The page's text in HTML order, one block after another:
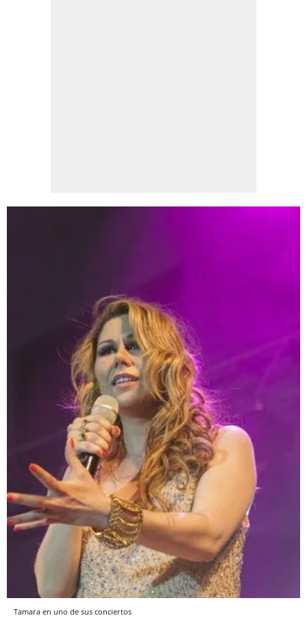
Tamara en uno de sus conciertos